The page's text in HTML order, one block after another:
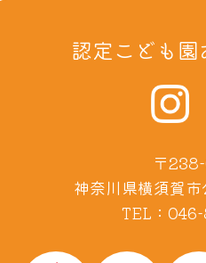
認定こども
〒
神奈川県横須賀
TEL：